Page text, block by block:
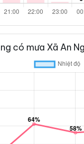
có mưa Xã An